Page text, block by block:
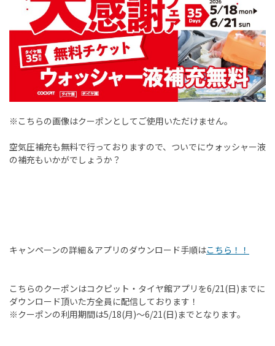
※こちらの画像はクーポンとしてご使用いただけません。
空気圧補充も無料で行っておりますので、ついでにウォッシャー液
の補充もいかがでしょうか？
キャンペーンの詳細＆アプリのダウンロード手順はこちら！！
こちらのクーポンはコクピット・タイヤ館アプリを6/21(日)までに
ダウンロード頂いた方全員に配信しております！
※クーポンの利用期間は5/18(月)～6/21(日)までとなります。